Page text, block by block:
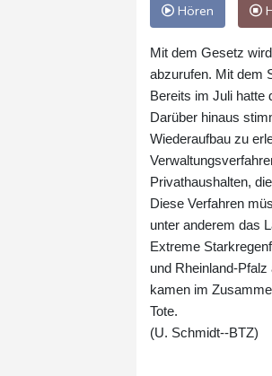
Hören
Mit dem Gesetz
abzurufen. Mit dem
Bereits im Juli hatte
Darüber hinaus
Wiederaufbau zu
Privathaushalten,
Diese Verfahren
unter anderem das
Extreme
und Rheinland-
kamen im
Tote.
(U. Schmidt--BTZ)